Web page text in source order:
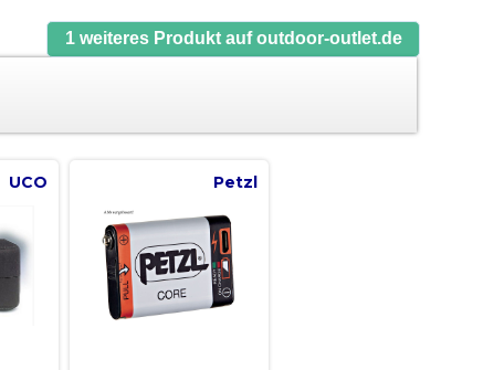
1 weiteres Produkt auf outdoor-outlet.de
UCO Petzl